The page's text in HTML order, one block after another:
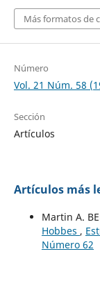
Más formatos de
Número
Vol. 21 Núm. 58
Sección
Artículos
Artículos más
Martin A.
Hobbes ,
Número 62